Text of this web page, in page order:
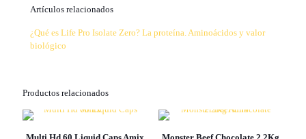
Artículos relacionados
¿Qué es Life Pro Isolate Zero? La proteína. Aminoácidos y valor
biológico
Productos relacionados